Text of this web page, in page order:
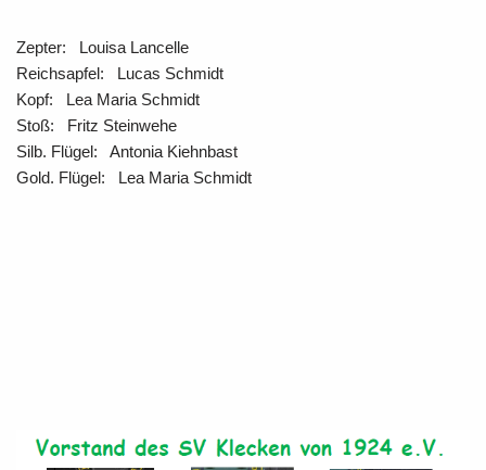
Zepter: Louisa Lancelle
Reichsapfel: Lucas Schmidt
Kopf: Lea Maria Schmidt
Stoß: Fritz Steinwehe
Silb. Flügel: Antonia Kiehnbast
Gold. Flügel: Lea Maria Schmidt